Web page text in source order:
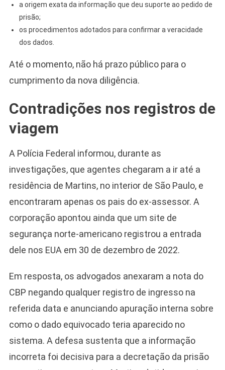
a origem exata da informação que deu suporte ao pedido de
prisão;
os procedimentos adotados para confirmar a veracidade
dos dados.
Até o momento, não há prazo público para o
cumprimento da nova diligência.
Contradições nos registros de
viagem
A Polícia Federal informou, durante as
investigações, que agentes chegaram a ir até a
residência de Martins, no interior de São Paulo, e
encontraram apenas os pais do ex-assessor. A
corporação apontou ainda que um site de
segurança norte-americano registrou a entrada
dele nos EUA em 30 de dezembro de 2022.
Em resposta, os advogados anexaram a nota do
CBP negando qualquer registro de ingresso na
referida data e anunciando apuração interna sobre
como o dado equivocado teria aparecido no
sistema. A defesa sustenta que a informação
incorreta foi decisiva para a decretação da prisão
Camiseta Camisa
Bolsonaro Presidente
2026 Pátria Brasil 6 X
R$60,00R$99,00 -39%
Ver no MERCADO
LIVRE